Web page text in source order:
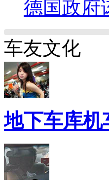
德国政府
车友文化
地下车库机